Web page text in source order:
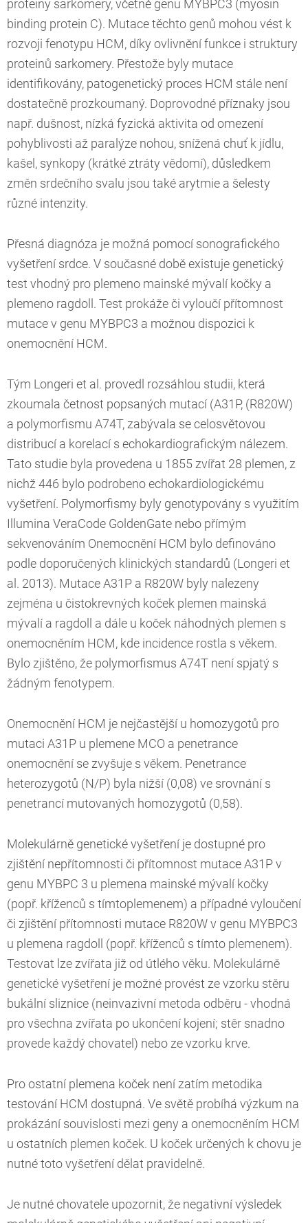
proteiny sarkomery, včetně genu MYBPC3 (myosin
binding protein C). Mutace těchto genů mohou vést k
rozvoji fenotypu HCM, díky ovlivnění funkce i struktury
proteinů sarkomery. Přestože byly mutace
identifikovány, patogenetický proces HCM stále není
dostatečně prozkoumaný. Doprovodné příznaky jsou
např. dušnost, nízká fyzická aktivita od omezení
pohyblivosti až paralýze nohou, snížená chuť k jídlu,
kašel, synkopy (krátké ztráty vědomí), důsledkem
změn srdečního svalu jsou také arytmie a šelesty
různé intenzity.
Přesná diagnóza je možná pomocí sonografického
vyšetření srdce. V současné době existuje genetický
test vhodný pro plemeno mainské mývalí kočky a
plemeno ragdoll. Test prokáže či vyloučí přítomnost
mutace v genu MYBPC3 a možnou dispozici k
onemocnění HCM.
Tým Longeri et al. provedl rozsáhlou studii, která
zkoumala četnost popsaných mutací (A31P, (R820W)
a polymorfismu A74T, zabývala se celosvětovou
distribucí a korelací s echokardiografickým nálezem.
Tato studie byla provedena u 1855 zvířat 28 plemen, z
nichž 446 bylo podrobeno echokardiologickému
vyšetření. Polymorfismy byly genotypovány s využitím
Illumina VeraCode GoldenGate nebo přímým
sekvenováním Onemocnění HCM bylo definováno
podle doporučených klinických standardů (Longeri et
al. 2013). Mutace A31P a R820W byly nalezeny
zejména u čistokrevných koček plemen mainská
mývalí a ragdoll a dále u koček náhodných plemen s
onemocněním HCM, kde incidence rostla s věkem.
Bylo zjištěno, že polymorfismus A74T není spjatý s
žádným fenotypem.
Onemocnění HCM je nejčastější u homozygotů pro
mutaci A31P u plemene MCO a penetrance
onemocnění se zvyšuje s věkem. Penetrance
heterozygotů (N/P) byla nižší (0,08) ve srovnání s
penetrancí mutovaných homozygotů (0,58).
Molekulárně genetické vyšetření je dostupné pro
zjištění nepřítomnosti či přítomnost mutace A31P v
genu MYBPC 3 u plemena mainské mývalí kočky
(popř. kříženců s tímtoplemenem) a případné vyloučení
či zjištění přítomnosti mutace R820W v genu MYBPC3
u plemena ragdoll (popř. kříženců s tímto plemenem).
Testovat lze zvířata již od útlého věku. Molekulárně
genetické vyšetření je možné provést ze vzorku stěru
bukální sliznice (neinvazivní metoda odběru - vhodná
pro všechna zvířata po ukončení kojení; stěr snadno
provede každý chovatel) nebo ze vzorku krve.
Pro ostatní plemena koček není zatím metodika
testování HCM dostupná. Ve světě probíhá výzkum na
prokázání souvislosti mezi geny a onemocněním HCM
u ostatních plemen koček. U koček určených k chovu je
nutné toto vyšetření dělat pravidelně.
Je nutné chovatele upozornit, že negativní výsledek